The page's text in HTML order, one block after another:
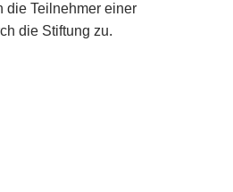
die Teilnehmer einer
die Stiftung zu.